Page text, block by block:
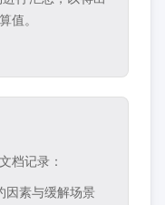
值。
档记录：
因素与缓解场景